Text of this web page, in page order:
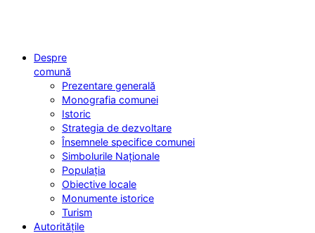
Despre
comună
Prezentare generală
Monografia comunei
Istoric
Strategia de dezvoltare
Însemnele specifice comunei
Simbolurile Naționale
Populația
Obiective locale
Monumente istorice
Turism
Autoritățile